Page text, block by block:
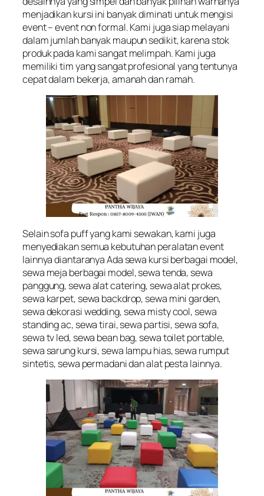
menjadikan kursi ini banyak diminati untuk mengisi
event – event non formal. Kami juga siap melayani
dalam jumlah banyak maupun sedikit, karena stok
produk pada kami sangat melimpah. Kami juga
memiliki tim yang sangat profesional yang tentunya
cepat dalam bekerja, amanah dan ramah.
Selain sofa puff yang kami sewakan, kami juga
menyediakan semua kebutuhan peralatan event
lainnya diantaranya Ada sewa kursi berbagai model,
sewa meja berbagai model, sewa tenda, sewa
panggung, sewa alat catering, sewa alat prokes,
sewa karpet, sewa backdrop, sewa mini garden,
sewa dekorasi wedding, sewa misty cool, sewa
standing ac, sewa tirai, sewa partisi, sewa sofa,
sewa tv led, sewa bean bag, sewa toilet portable,
sewa sarung kursi, sewa lampu hias, sewa rumput
sintetis, sewa permadani dan alat pesta lainnya.